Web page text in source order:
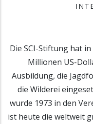
Die SCI-Stiftung hat
Millionen US-
Ausbildung, die
die Wilderei
wurde 1973 in den
ist heute die weltweit